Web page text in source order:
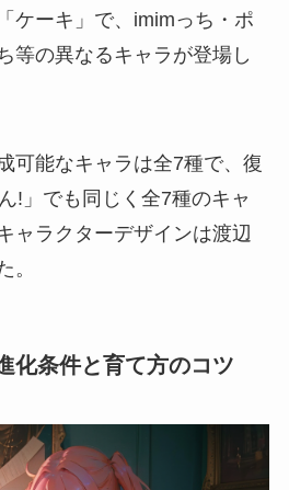
ケーキ」で、imimっち・ポ
等の異なるキャラが登場し
可能なキャラは全7種で、復
!」でも同じく全7種のキャ
ャラクターデザインは渡辺
。
化条件と育て方のコツ